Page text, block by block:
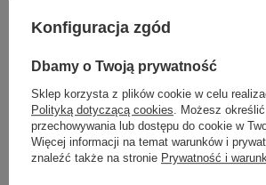
ŻYRANDOLE
ŻYRANDOLE
LAMPY WISZĄCE -
KINKIETY DO SYPIALNI
LAMPY SUFITOWE
LAMPY WISZĄCE
Konfiguracja zgód
Dbamy o Twoją prywatność
Sklep korzysta z plików cookie w celu
Polityką dotyczącą cookies. Możesz
przechowywania lub dostępu do cookie w
Więcej informacji na temat warunków i
znaleźć także na stronie Prywatność i